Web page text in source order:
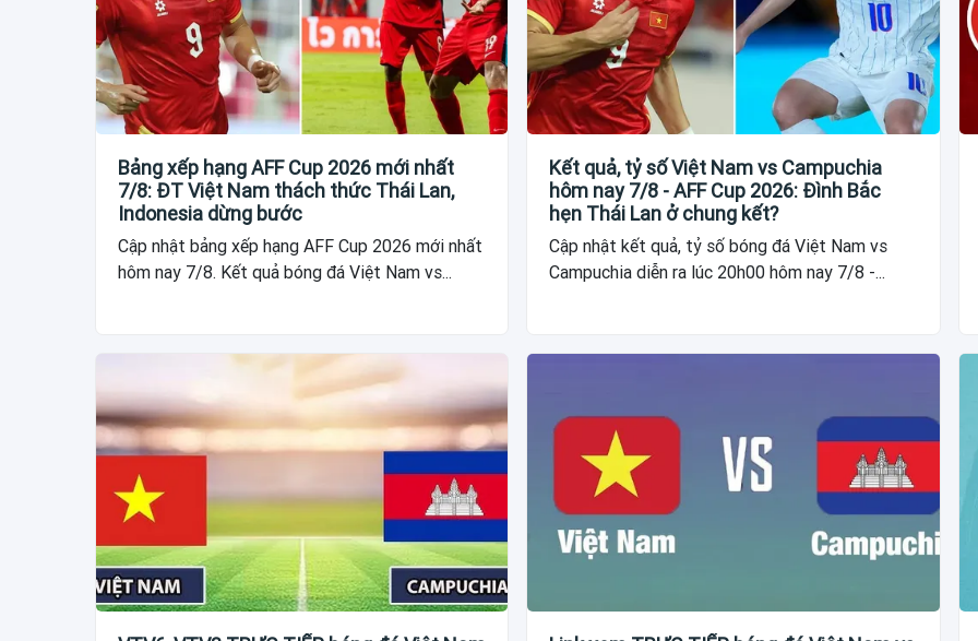
Bảng xếp hạng AFF Cup 2026 mới nhất
7/8: ĐT Việt Nam thách thức Thái Lan,
Indonesia dừng bước
Cập nhật bảng xếp hạng AFF Cup 2026 mới nhất
hôm nay 7/8. Kết quả bóng đá Việt Nam vs...
Kết quả, tỷ số Việt Nam vs Campuchia
hôm nay 7/8 - AFF Cup 2026: Đình Bắc
hẹn Thái Lan ở chung kết?
Cập nhật kết quả, tỷ số bóng đá Việt Nam vs
Campuchia diễn ra lúc 20h00 hôm nay 7/8 -...